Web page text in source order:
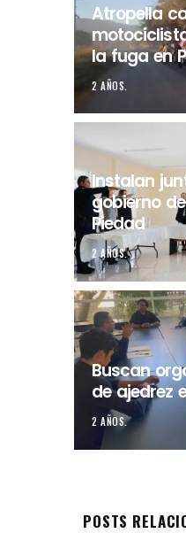
Atropella
la fuga en
2 AÑOS.
Instalan
gobierno
Piedad
2 AÑOS.
Buscan
de ajedrez
2 AÑOS.
POSTS